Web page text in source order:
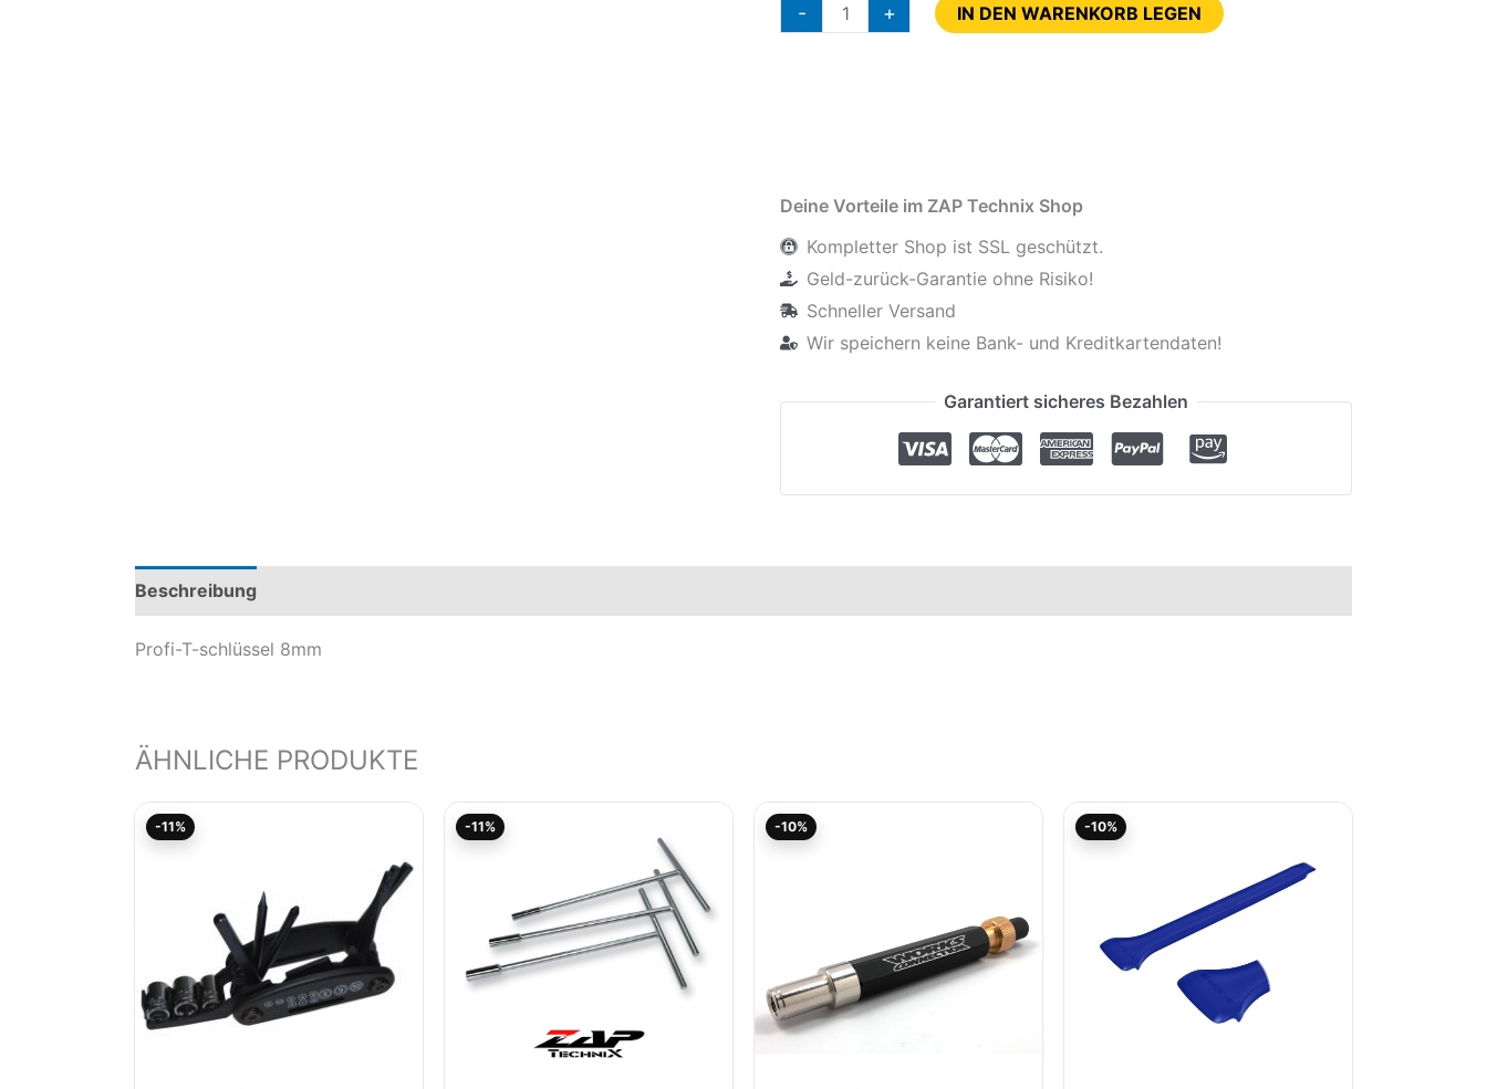
- + IN DEN WARENKORB LEGEN
Deine Vorteile im ZAP Technix Shop
Kompletter Shop ist SSL geschützt.
Geld-zurück-Garantie ohne Risiko!
Schneller Versand
Wir speichern keine Bank- und Kreditkartendaten!
Garantiert sicheres Bezahlen
Beschreibung
Profi-T-schlüssel 8mm
ÄHNLICHE PRODUKTE
-11% -11% -10% -10%
7,95€.